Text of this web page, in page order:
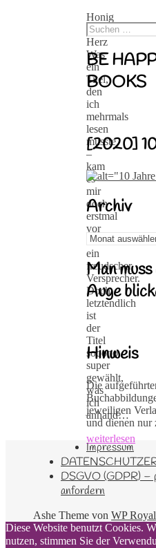
Honig
aufs
Herz
Was
ein
Titel,
den
ich
mehrmals
lesen
musste
–
kam
es
mir
doch
erstmal
vor
wie
ein
freudscher
Versprecher.
Doch
letztendlich
ist
der
Titel
sooooo
super
gewählt,
was
ich
anhand…
weiterlesen
BE
BOOKS
[2020]
Archiv
Archiv
Man
Auge
Hinweis
Die
jeweiligen
und dienen nur
Impressum
DSGVO (GDPR) –
anfordern
Ashe Theme von WP Royal
Diese Website benutzt Cookies.
nutzen, stimmen Sie der